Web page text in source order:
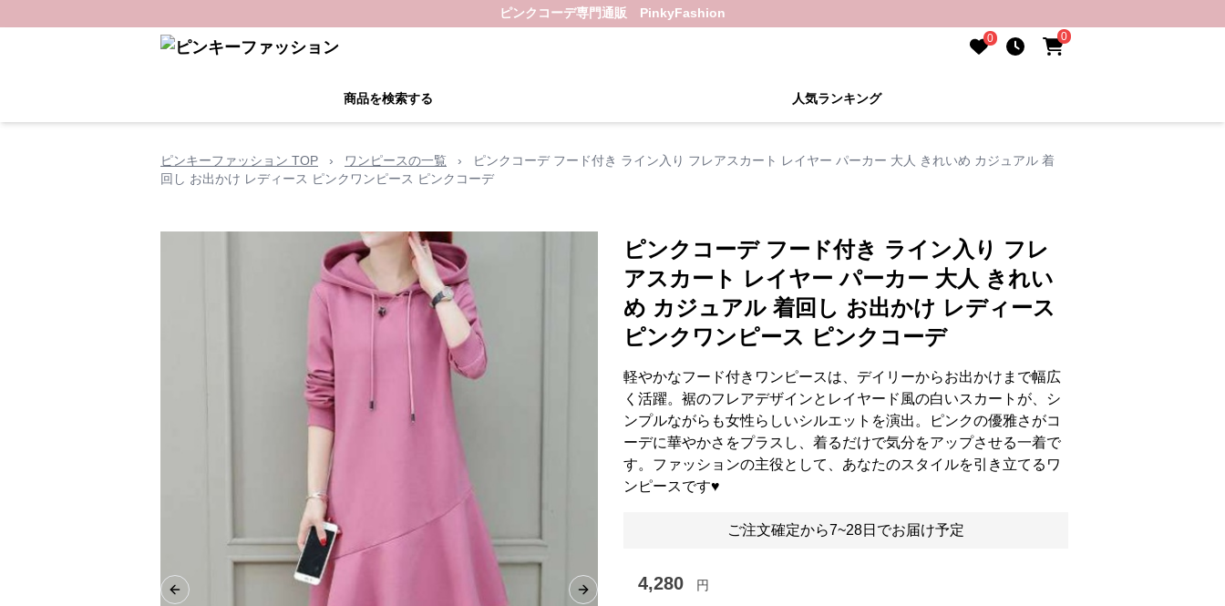
ピンクコーデ専門通販 PinkyFashion
0 0
商品を検索する 人気ランキング
ピンキーファッション TOP › ワンピースの一覧 ›
ピンクコーデ フード付き ライン入り フレアスカート レイヤー パーカー 大人 きれいめ カジュアル 着
回し お出かけ レディース ピンクワンピース ピンクコーデ
Previous slide Next slide
ピンクコーデ フード付き ライン入り フレ
アスカート レイヤー パーカー 大人 きれい
め カジュアル 着回し お出かけ レディース
ピンクワンピース ピンクコーデ
軽やかなフード付きワンピースは、デイリーからお出かけまで幅広
く活躍。裾のフレアデザインとレイヤード風の白いスカートが、シ
ンプルながらも女性らしいシルエットを演出。ピンクの優雅さがコ
ーデに華やかさをプラスし、着るだけで気分をアップさせる一着で
す。ファッションの主役として、あなたのスタイルを引き立てるワ
ンピースです♥
ご注文確定から7~28日でお届け予定
4,280 円